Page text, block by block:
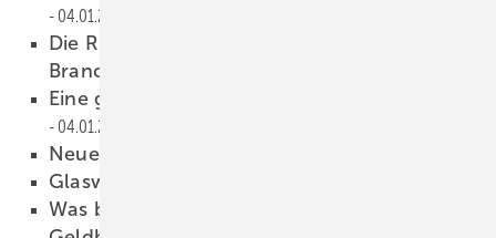
04.01.2023
Die R+T ist und bleibt der globale
Branchentreff
Eine ganz andere Lüftungslösung
04.01.2023
Neue Meister braucht das Land
Glaswelt 01/2023 als PDF
Was bringt die Fenstersanierung für den